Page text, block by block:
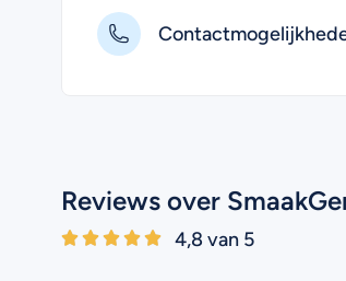
Reviews over
4,8 van 5